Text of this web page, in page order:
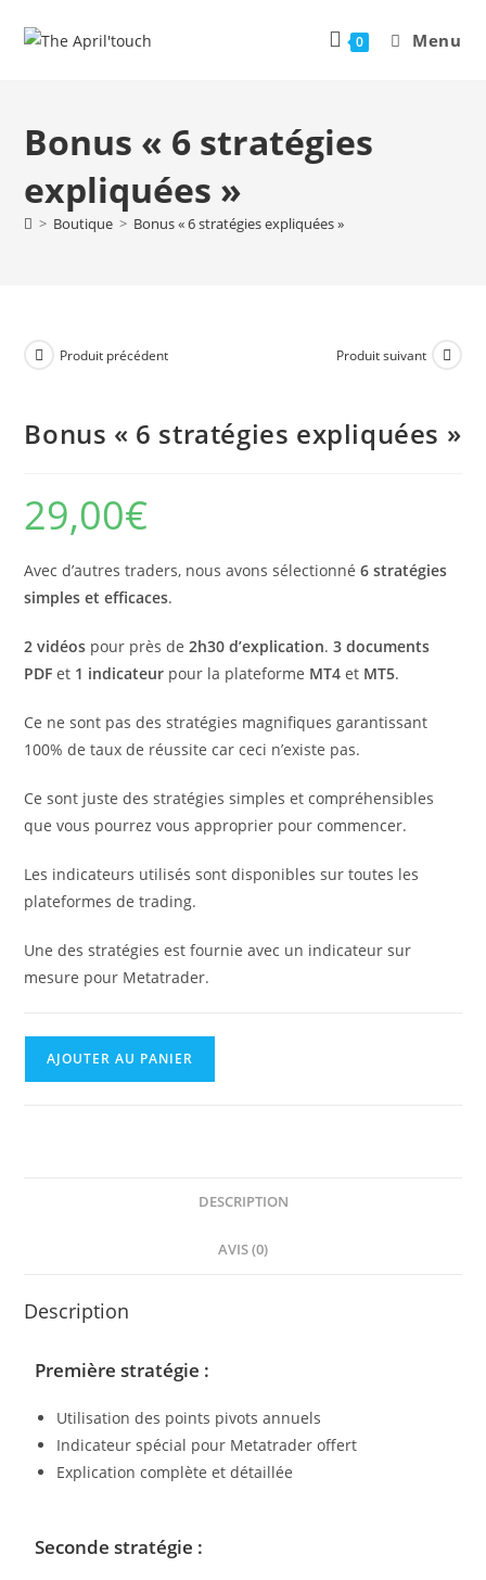
0 Menu
Bonus « 6 stratégies
expliquées »
> Boutique > Bonus « 6 stratégies expliquées »
Produit précédent Produit suivant
Bonus « 6 stratégies expliquées »
29,00€
Avec d’autres traders, nous avons sélectionné6 stratégies
simples et efficaces.
2 vidéos pour près de2h30 d’explication.3 documents
PDF et 1 indicateur pour la plateforme MT4 et MT5.
Ce ne sont pas des stratégies magnifiques garantissant
100% de taux de réussite car ceci n’existe pas.
Ce sont juste des stratégies simples et compréhensibles
que vous pourrez vous approprier pour commencer.
Les indicateurs utilisés sont disponibles sur toutes les
plateformes de trading.
Une des stratégies est fournie avec un indicateur sur
mesure pour Metatrader.
AJOUTER AU PANIER
DESCRIPTION
AVIS (0)
Description
Première stratégie :
Utilisation des points pivots annuels
Indicateur spécial pour Metatrader offert
Explication complète et détaillée
Seconde stratégie :